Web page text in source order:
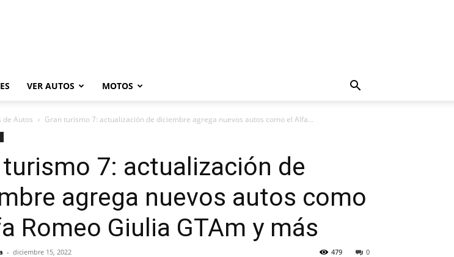
VER AUTOS MOTOS
de Autos Gran turismo 7: actualización de diciembre agrega nuevos autos como el Alfa...
turismo 7: actualización de
agrega nuevos autos como
Romeo Giulia GTAm y más
- diciembre 15, 2022 0
479